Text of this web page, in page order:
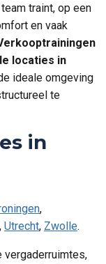
traint, op een
en vaak
locaties in
ideale omgeving
te
in
,
, Utrecht, Zwolle.